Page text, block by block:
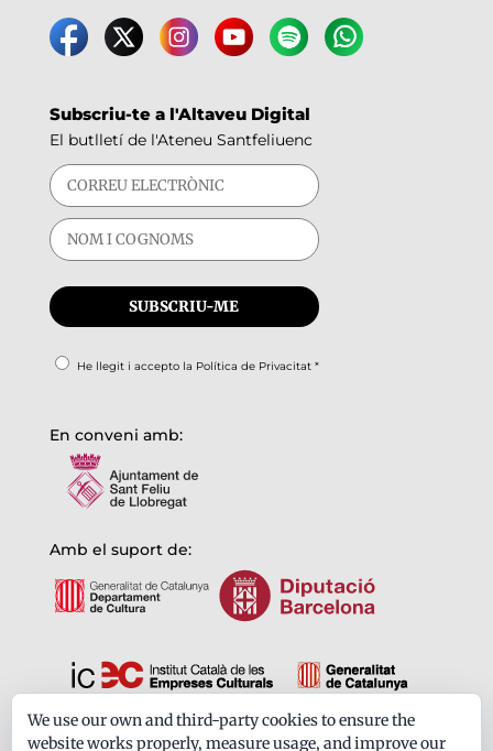
Subscriu-te a l'Altaveu Digital
El butlletí de l'Ateneu Santfeliuenc
He llegit i accepto la Política de Privacitat*
En conveni amb:
Amb el suport de:
Formem part de:
We use our own and third-party cookies to ensure the
website works properly, measure usage, and improve our